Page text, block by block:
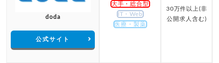
doda
公式サイト
大手・総合型
IT・Web
医療・製薬
30万件以上(非
公開求人含む)